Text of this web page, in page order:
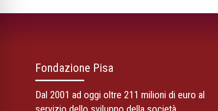
Fondazione Pisa
Dal 2001 ad oggi oltre 211 milioni di euro al